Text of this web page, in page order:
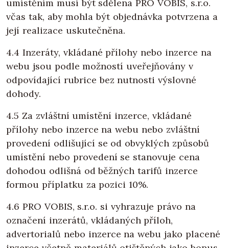
umístěním musí být sdělena PRO VOBIS, s.r.o.
včas tak, aby mohla být objednávka potvrzena a
její realizace uskutečněna.
4.4 Inzeráty, vkládané přílohy nebo inzerce na
webu jsou podle možností uveřejňovány v
odpovídající rubrice bez nutnosti výslovné
dohody.
4.5 Za zvláštní umístění inzerce, vkládané
přílohy nebo inzerce na webu nebo zvláštní
provedení odlišující se od obvyklých způsobů
umístění nebo provedení se stanovuje cena
dohodou odlišná od běžných tarifů inzerce
formou příplatku za pozici 10%.
4.6 PRO VOBIS, s.r.o. si vyhrazuje právo na
označení inzerátů, vkládaných příloh,
advertorialů nebo inzerce na webu jako placené